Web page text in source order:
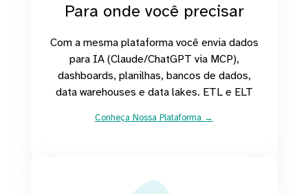
Para onde você precisar
Com a mesma plataforma você envia dados
para IA (Claude/ChatGPT via MCP),
dashboards, planilhas, bancos de dados,
data warehouses e data lakes. ETL e ELT
Conheça Nossa Plataforma →